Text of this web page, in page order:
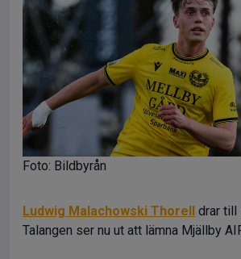
Foto: Bildbyrån
Ludwig Malachowski Thorell drar till
Talangen ser nu ut att lämna Mjällby